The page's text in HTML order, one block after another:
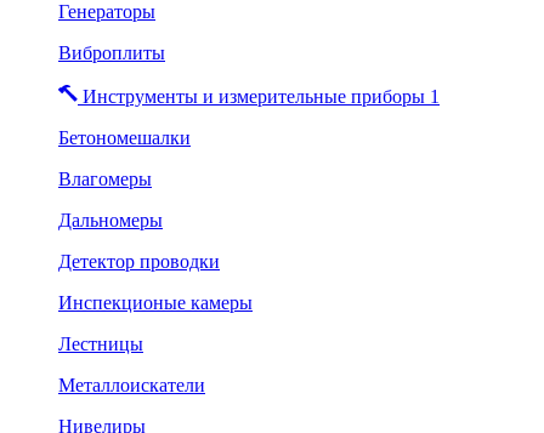
Генераторы
Виброплиты
Инструменты и измерительные приборы 1
Бетономешалки
Влагомеры
Дальномеры
Детектор проводки
Инспекционые камеры
Лестницы
Металлоискатели
Нивелиры